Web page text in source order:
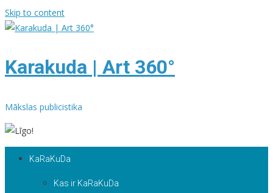
Skip to content
Karakuda | Art 360°
Mākslas publicistika
KaRaKuDa
Kas ir KaRaKuDa